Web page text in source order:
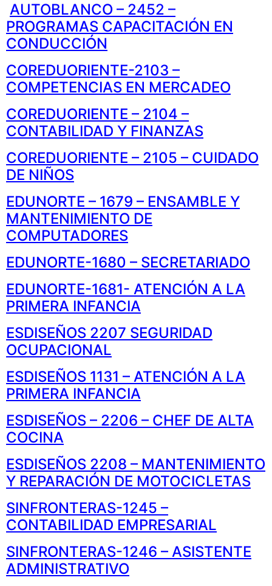
AUTOBLANCO – 2452 –
PROGRAMAS CAPACITACIÓN EN
CONDUCCIÓN
COREDUORIENTE-2103 –
COMPETENCIAS EN MERCADEO
COREDUORIENTE – 2104 –
CONTABILIDAD Y FINANZAS
COREDUORIENTE – 2105 – CUIDADO
DE NIÑOS
EDUNORTE – 1679 – ENSAMBLE Y
MANTENIMIENTO DE
COMPUTADORES
EDUNORTE-1680 – SECRETARIADO
EDUNORTE-1681- ATENCIÓN A LA
PRIMERA INFANCIA
ESDISEÑOS 2207 SEGURIDAD
OCUPACIONAL
ESDISEÑOS 1131 – ATENCIÓN A LA
PRIMERA INFANCIA
ESDISEÑOS – 2206 – CHEF DE ALTA
COCINA
ESDISEÑOS 2208 – MANTENIMIENTO
Y REPARACIÓN DE MOTOCICLETAS
SINFRONTERAS-1245 –
CONTABILIDAD EMPRESARIAL
SINFRONTERAS-1246 – ASISTENTE
ADMINISTRATIVO